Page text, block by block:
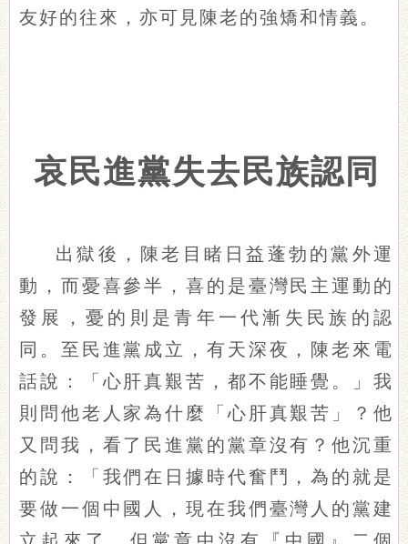
友好的往來，亦可見陳老的強矯和情義。
哀民進黨失去民族認同
出獄後，陳老目睹日益蓬勃的黨外運
動，而憂喜參半，喜的是臺灣民主運動的
發展，憂的則是青年一代漸失民族的認
同。至民進黨成立，有天深夜，陳老來電
話說：「心肝真艱苦，都不能睡覺。」我
則問他老人家為什麼「心肝真艱苦」？他
又問我，看了民進黨的黨章沒有？他沉重
的說：「我們在日據時代奮鬥，為的就是
要做一個中國人，現在我們臺灣人的黨建